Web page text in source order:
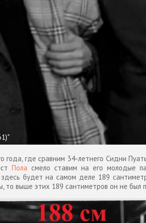
года, где сравним 34-летнего Сидни
Пола смело ставим на его молодые
будет на самом деле 189
то выше этих 189 сантиметров он не был